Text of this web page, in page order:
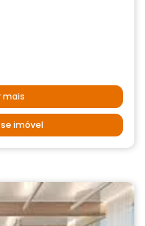
mais
imóvel